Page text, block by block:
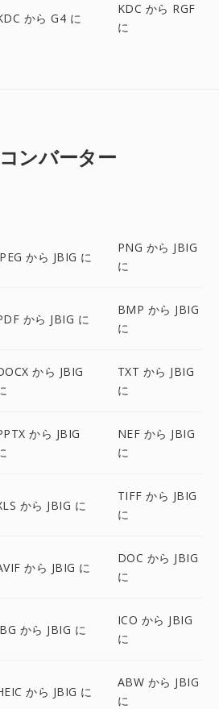
から G4 に
KDC から RGF
に
ンバーター
から JBIG に
PNG から JBIG
に
から JBIG に
BMP から JBIG
に
から JBIG
TXT から JBIG
に
から JBIG
NEF から JBIG
に
から JBIG に
TIFF から JBIG
に
から JBIG に
DOC から JBIG
に
から JBIG に
ICO から JBIG
に
から JBIG に
ABW から JBIG
に